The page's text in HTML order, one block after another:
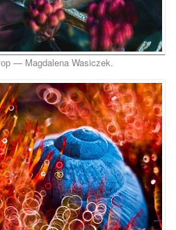
— Magdalena Wasiczek.